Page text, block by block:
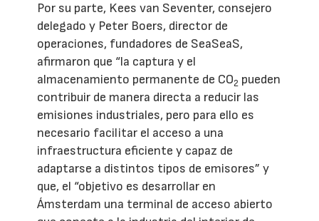
Por su parte, Kees van Seventer, consejero
delegado y Peter Boers, director de
operaciones, fundadores de SeaSeaS,
afirmaron que “la captura y el
almacenamiento permanente de CO2 pueden
contribuir de manera directa a reducir las
emisiones industriales, pero para ello es
necesario facilitar el acceso a una
infraestructura eficiente y capaz de
adaptarse a distintos tipos de emisores” y
que, el “objetivo es desarrollar en
Ámsterdam una terminal de acceso abierto